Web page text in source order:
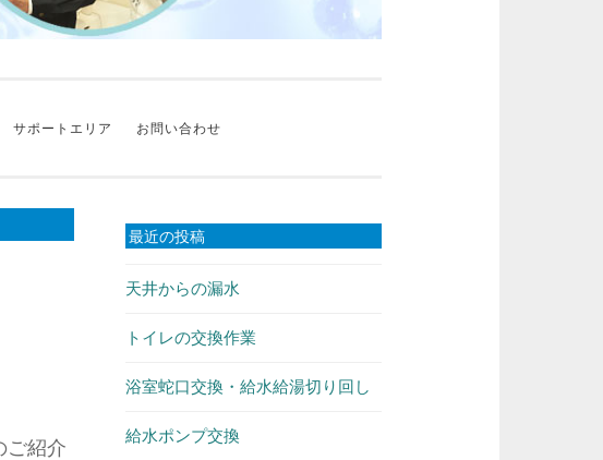
サポートエリア お問い合わせ
ご紹介
最近の投稿
天井からの漏水
トイレの交換作業
浴室蛇口交換・給水給湯切り回し
給水ポンプ交換